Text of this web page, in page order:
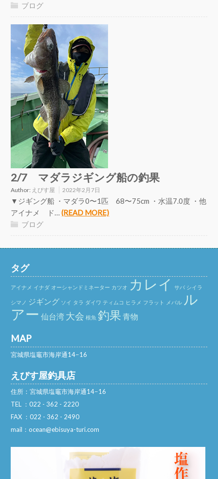
ブログ
2/7 マダラジギング船の釣果
Author: えびす屋 2022年2月7日
▼ジギング船 ・マダラ0〜1匹 68〜75cm ・水温7.0度 ・他
アイナメ ド…(READ MORE)
ブログ
タグ
アイナメ イナダ オーシャンドミネーター カツオ カレイ サバ シイラ
シマノ ジギング ソイ タラ ダイワ ティムコ ヒラメ フラット メバル ル
アー 仙台湾 大会 根魚 釣果 青物
MAP
宮城県塩竈市海岸通14−16
えびす屋釣具店
住所：宮城県塩竈市海岸通14−16
TEL ：022 - 362 - 2220
FAX ：022 - 362 - 2490
mail：ocean@ebisuya-turi.com